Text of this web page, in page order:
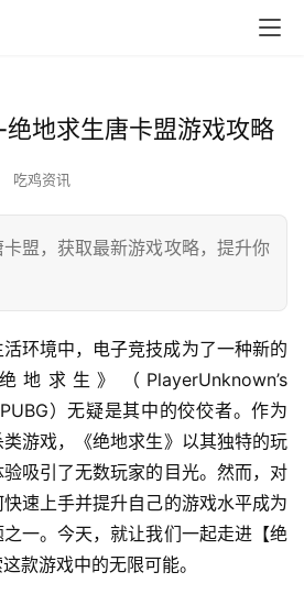
地求生唐卡盟游戏攻略
吃鸡资讯
盟，获取最新游戏攻略，提升你
环境中，电子竞技成为了一种新的
求生》（PlayerUnknown’s
）无疑是其中的佼佼者。作为
游戏，《绝地求生》以其独特的玩
吸引了无数玩家的目光。然而，对
速上手并提升自己的游戏水平成为
一。今天，就让我们一起走进【绝
款游戏中的无限可能。